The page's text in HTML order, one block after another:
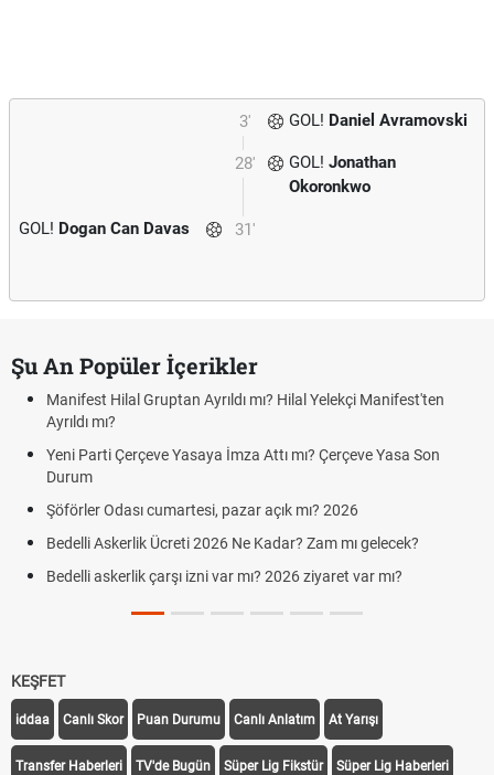
3' GOL! Daniel Avramovski
28' GOL! Jonathan
Okoronkwo
31'
GOL! Dogan Can Davas
Şu An Popüler İçerikler
Manifest Hilal Gruptan Ayrıldı mı? Hilal Yelekçi Manifest'ten
Ayrıldı mı?
Yeni Parti Çerçeve Yasaya İmza Attı mı? Çerçeve Yasa Son
Durum
Şöförler Odası cumartesi, pazar açık mı? 2026
Bedelli Askerlik Ücreti 2026 Ne Kadar? Zam mı gelecek?
Bedelli askerlik çarşı izni var mı? 2026 ziyaret var mı?
KEŞFET
iddaa Canlı Skor Puan Durumu Canlı Anlatım At Yarışı
Transfer Haberleri TV'de Bugün Süper Lig Fikstür Süper Lig Haberleri